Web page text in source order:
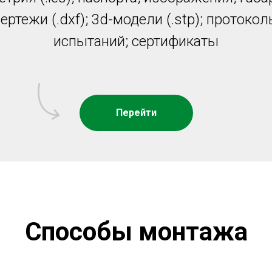
(.dxf); 3d-модели (.stp);
испытаний; сертификаты
Перейти
Способы монтажа